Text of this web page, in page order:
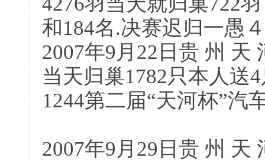
和184名.决赛迟归一愚
2007年9月22日贵 州 天
当天归巢1782只本人送
1244第二届“天河杯”汽
2007年9月29日贵 州 天